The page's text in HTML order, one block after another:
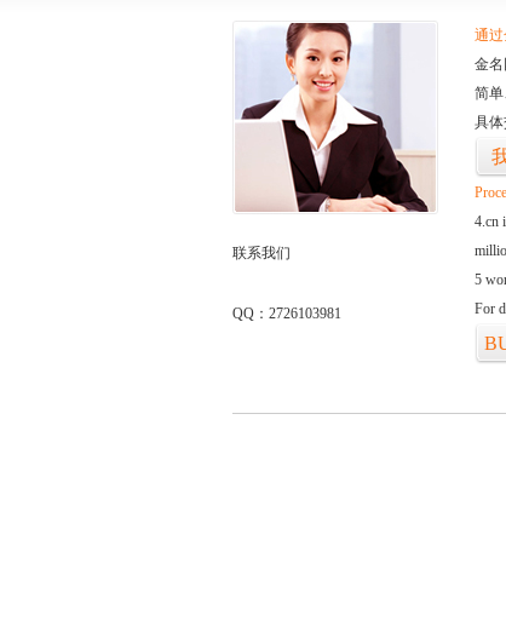
联系我们
QQ：2726103981
通过
金
简单
具
4.cn
5
For